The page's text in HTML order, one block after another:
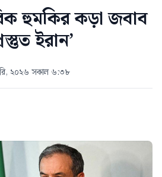
হুমকির কড়া জবাব
ইরান’
২০২৬ সকাল ৬:৩৮